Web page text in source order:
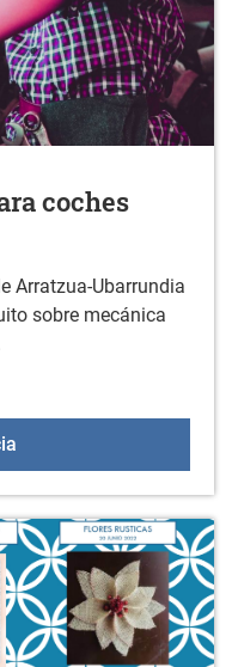
coches
Arratzua-Ubarrundia
sobre mecánica
Taller de mecánica para